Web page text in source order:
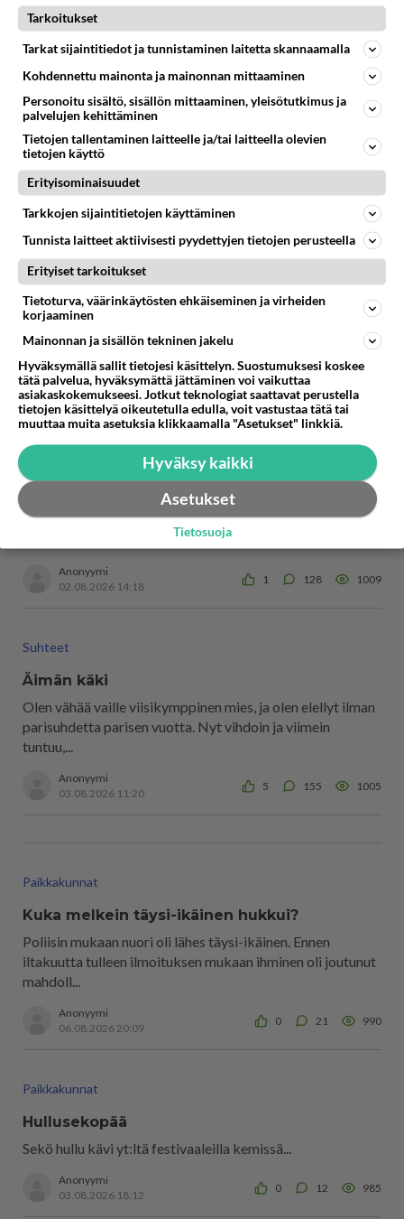
Anonyymi
05.08.2026 13:25
Anteeksi arkuuteni
Olen säälittävä, mitä tulee sinun kohtaamiseen. Tunnen
pitän...
Anonyymi
06.08.2026 16:54
1053
Suhteet
Voiko meidän välit
Anonyymi
05.08.2026 05:34
0 74 1020
Turhuuksien turakkeet
Ei minkäänlaista häveliäisyyttä tuon itsekkyyden väliin! On
niillä turilla hätä kynsistä,hiuksista,vaatteista ja biletyk...
Anonyymi
02.08.2026 14:18
1 128 1009
Suhteet
Äimän käki
Olen vähää vaille viisikymppinen mies, ja olen elellyt ilman
parisuhdetta parisen vuotta. Nyt vihdoin ja viimein
tuntuu,...
Anonyymi
03.08.2026 11:20
5 155 1005
Paikkakunnat
Kuka melkein täysi-ikäinen hukkui?
Poliisin mukaan nuori oli lähes täysi-ikäinen. Ennen
iltakuutta tulleen ilmoituksen mukaan ihminen oli joutunut
mahdoll...
Anonyymi
06.08.2026 20:09
0 21 990
Paikkakunnat
Hullusekopää
Sekö hullu kävi yt:ltä festivaaleilla kemissä...
Anonyymi
03.08.2026 18:12
0 12 985
Tarkoitukset
Tarkat sijaintitiedot ja tunnistaminen laitetta skannaamalla
Kohdennettu mainonta ja mainonnan mittaaminen
Personoitu sisältö, sisällön mittaaminen, yleisötutkimus ja
palvelujen kehittäminen
Tietojen tallentaminen laitteelle ja/tai laitteella olevien
tietojen käyttö
Erityisominaisuudet
Tarkkojen sijaintitietojen käyttäminen
Tunnista laitteet aktiivisesti pyydettyjen tietojen perusteella
Erityiset tarkoitukset
Tietoturva, väärinkäytösten ehkäiseminen ja virheiden
korjaaminen
Mainonnan ja sisällön tekninen jakelu
Hyväksymällä sallit tietojesi käsittelyn. Suostumuksesi koskee
tätä palvelua, hyväksymättä jättäminen voi vaikuttaa
asiakaskokemukseesi. Jotkut teknologiat saattavat perustella
tietojen käsittelyä oikeutetulla edulla, voit vastustaa tätä tai
muuttaa muita asetuksia klikkaamalla "Asetukset" linkkiä.
Hyväksy kaikki
Asetukset
Tietosuoja